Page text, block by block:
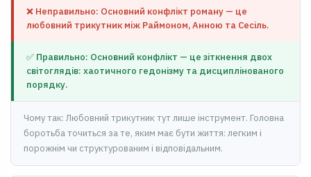
❌ Неправильно: Основний конфлікт роману — це
любовний трикутник між Раймоном, Анною та Сесіль.
✅ Правильно: Основний конфлікт — це зіткнення двох
світоглядів: хаотичного гедонізму та дисциплінованого
порядку.
Чому так: Любовний трикутник тут лише інструмент. Головна
боротьба точиться за те, яким має бути життя: легким і
порожнім чи структурованим і відповідальним.